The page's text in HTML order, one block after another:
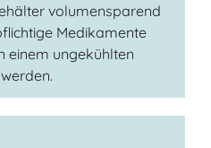
volumensparend
Medikamente
einem ungekühlten